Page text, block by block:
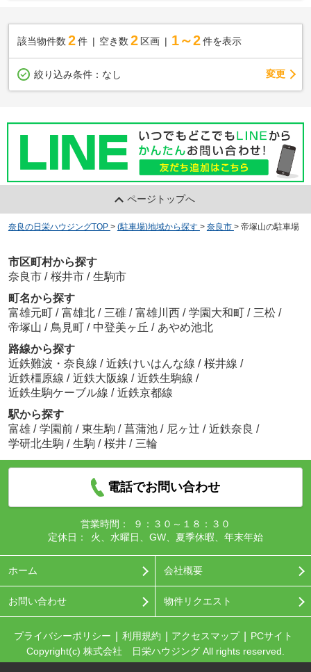
該当物件数 2件 空き数 2 区画 1～2 件を表示
絞り込み条件： なし 変更
ページトップへ
奈良の日栄ハウジングTOP > (駐車場)地域から探す > 奈良市 > 帝塚山の駐車場
市区町村から探す
奈良市 / 桜井市 / 生駒市
町名から探す
富雄元町 / 富雄北 / 三碓 / 富雄川西 / 学園大和町 / 三松 /
帝塚山 / 鳥見町 / 中登美ヶ丘 / あやめ池北
路線から探す
近鉄難波・奈良線 / 近鉄けいはんな線 / 桜井線 /
近鉄橿原線 / 近鉄大阪線 / 近鉄生駒線 /
近鉄生駒ケーブル線 / 近鉄京都線
駅から探す
富雄 / 学園前 / 東生駒 / 菖蒲池 / 尼ヶ辻 / 近鉄奈良 /
学研北生駒 / 生駒 / 桜井 / 三輪
電話でお問い合わせ
営業時間：
９：３０～１８：３０
定休日：
火、水曜日、GW、夏季休暇、年末年始
ホーム 会社概要
お問い合わせ 物件リクエスト
プライバシーポリシー 利用規約 アクセスマップ
PCサイト
Copyright(c) 株式会社 日栄ハウジング All rights reserved.